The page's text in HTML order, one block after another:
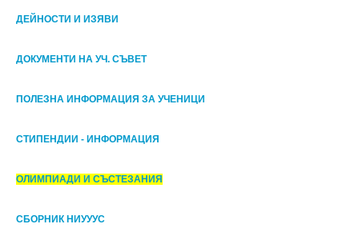
ДЕЙНОСТИ И ИЗЯВИ
ДОКУМЕНТИ НА УЧ. СЪВЕТ
ПОЛЕЗНА ИНФОРМАЦИЯ ЗА УЧЕНИЦИ
СТИПЕНДИИ - ИНФОРМАЦИЯ
ОЛИМПИАДИ И СЪСТЕЗАНИЯ
СБОРНИК НИУУУС